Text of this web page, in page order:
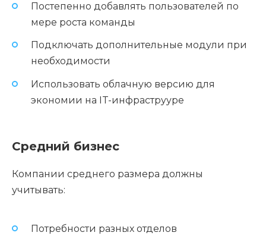
Постепенно добавлять пользователей по
мере роста команды
Подключать дополнительные модули при
необходимости
Использовать облачную версию для
экономии на IT-инфраструуре
Средний бизнес
Компании среднего размера должны
учитывать:
Потребности разных отделов